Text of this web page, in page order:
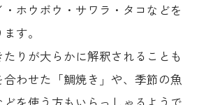
・ホウボウ・サワラ・タコなどを
す。
りが大らかに解釈されることも
わせた「鯛焼き」や、季節の魚